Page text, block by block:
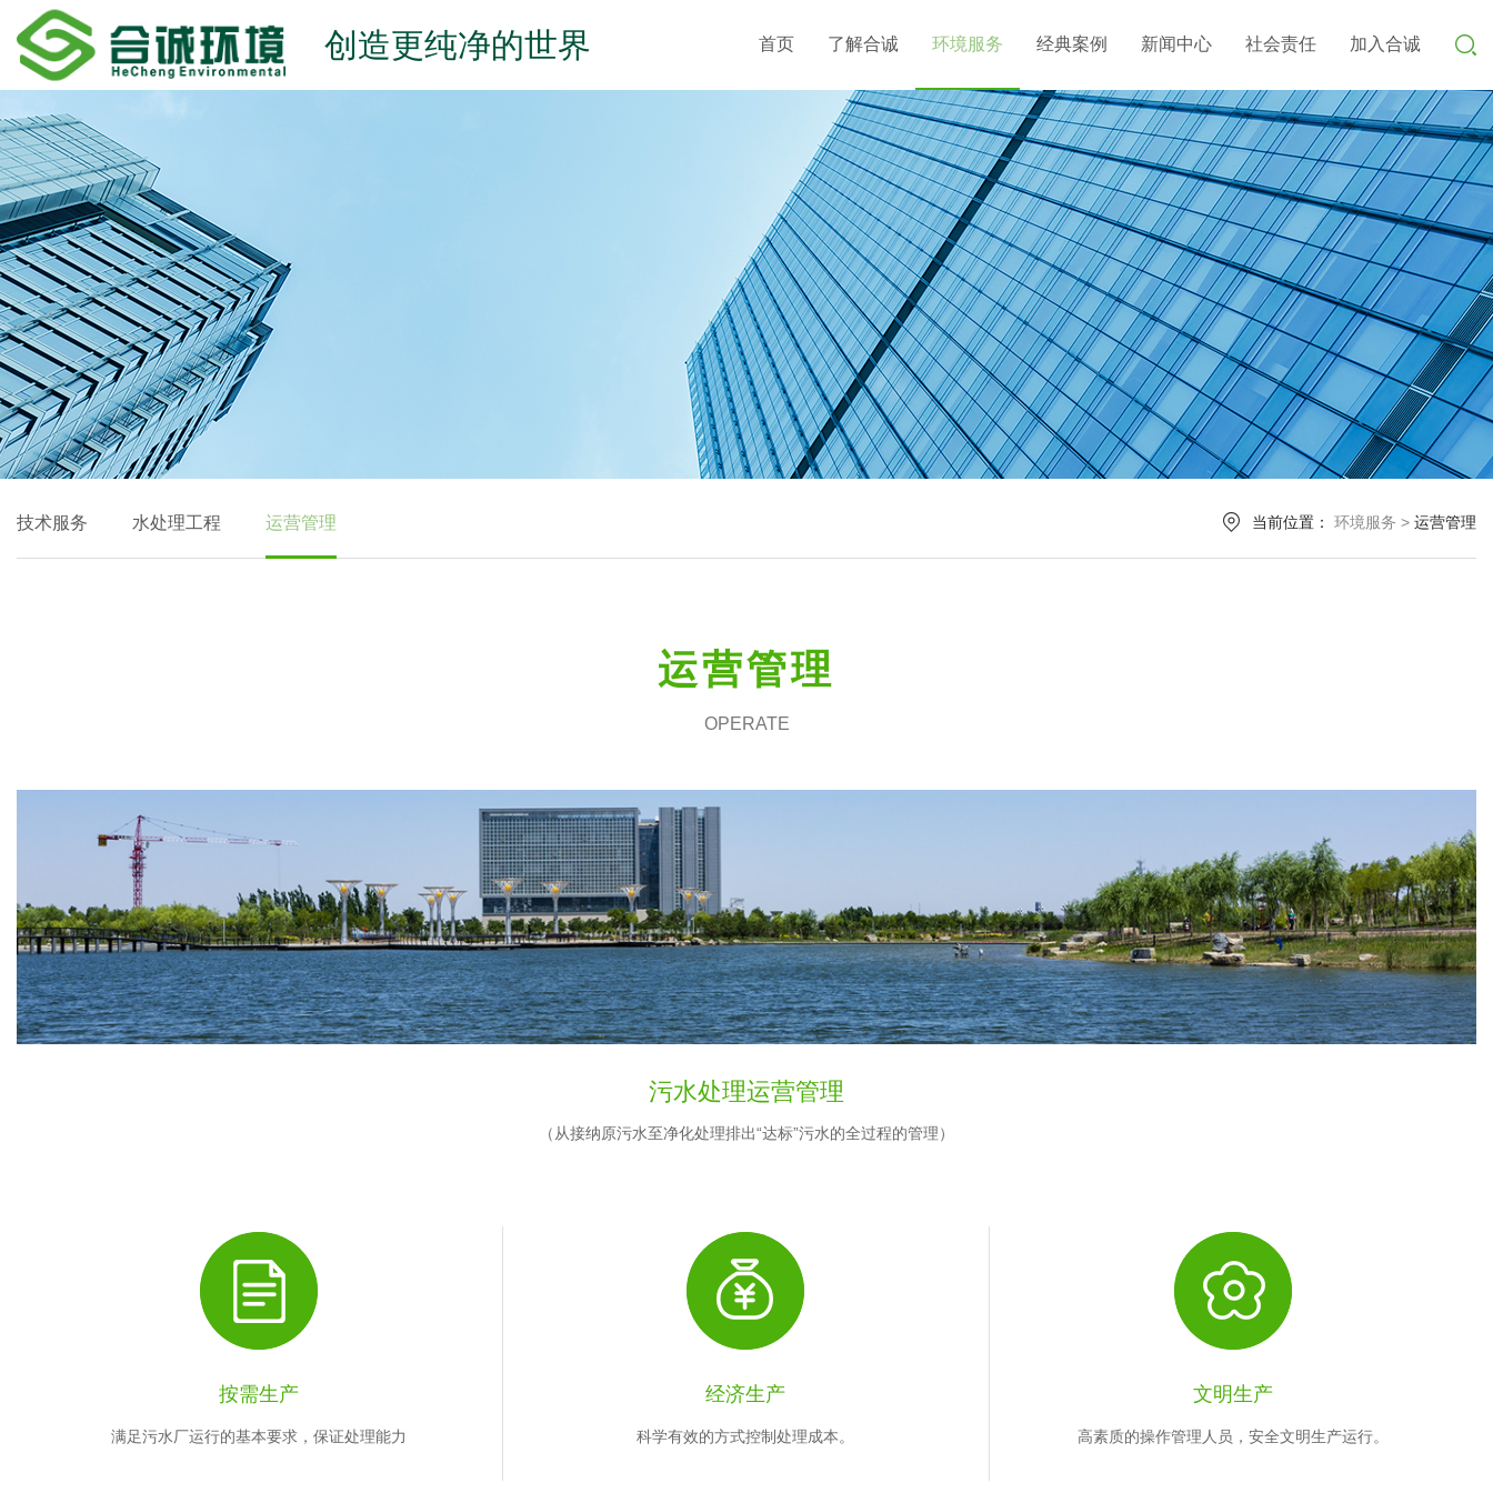
创造更纯净的世界 首页 了解合诚 环境服务 经典案例 新闻中心 社会责任 加入合诚
当前位置： 环境服务 > 运营管理
技术服务 水处理工程 运营管理
运营管理
OPERATE
污水处理运营管理
（从接纳原污水至净化处理排出“达标”污水的全过程的管理）
按需生产
满足污水厂运行的基本要求，保证处理能力
经济生产
科学有效的方式控制处理成本。
文明生产
高素质的操作管理人员，安全文明生产运行。